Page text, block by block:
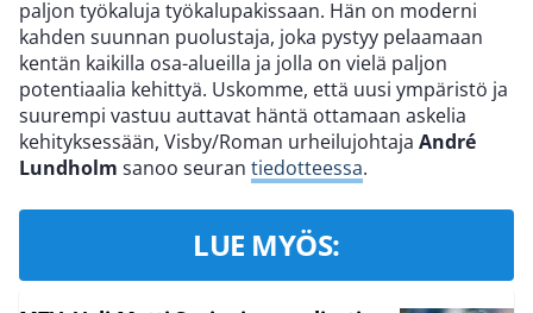
paljon työkaluja työkalupakissaan. Hän on moderni
kahden suunnan puolustaja, joka pystyy pelaamaan
kentän kaikilla osa-alueilla ja jolla on vielä paljon
potentiaalia kehittyä. Uskomme, että uusi ympäristö ja
suurempi vastuu auttavat häntä ottamaan askelia
kehityksessään, Visby/Roman urheilujohtaja André
Lundholm sanoo seuran tiedotteessa.
LUE MYÖS: